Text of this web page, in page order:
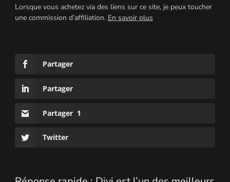
Lorsque vous achetez via des liens sur ce site, je peux toucher
une commission d’affiliation. En savoir plus
Partager
Partager
Partager 1
Twitter